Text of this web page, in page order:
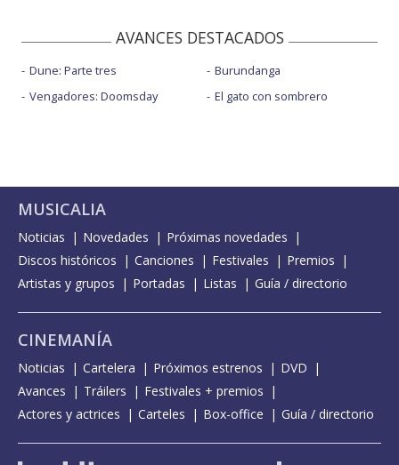
AVANCES DESTACADOS
Dune: Parte tres
Vengadores: Doomsday
Burundanga
El gato con sombrero
MUSICALIA
Noticias Novedades
Próximas novedades
Discos históricos
Canciones Festivales
Premios
Artistas y grupos
Portadas Listas Guía / directorio
CINEMANÍA
Noticias Cartelera Próximos estrenos
DVD
Avances
Tráilers
Festivales + premios
Actores y actrices
Carteles Box-office Guía / directorio